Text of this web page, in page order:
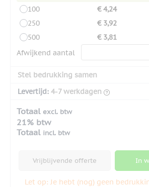
100
€ 4,24
250
€ 3,92
500
€ 3,81
Afwijkend aantal
Stel bedrukking samen
Levertijd: 4-7 werkdagen
Totaal excl. btw
21% btw
Totaal incl. btw
Vrijblijvende offerte In
Let op: Je hebt (nog) geen